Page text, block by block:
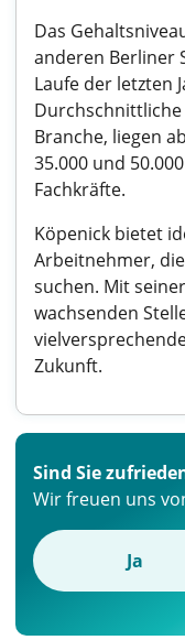
Das
anderen Berliner
Laufe der letzten
Branche, liegen
35.000 und
Fachkräfte.
Köpenick bietet
Arbeitnehmer,
suchen. Mit
wachsenden
Zukunft.
Sind Sie
Wir freuen uns
Ja